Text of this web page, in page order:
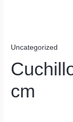
Uncategorized
cm